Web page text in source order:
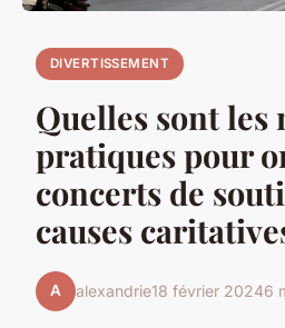
DIVERTISSEMENT
Quelles sont les
pratiques pour
concerts de
causes
A alexandrie18 février 20246